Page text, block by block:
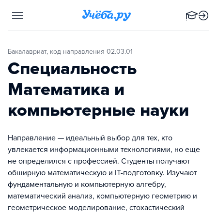
Бакалавриат, код направления 02.03.01
Специальность
Математика и
компьютерные науки
Направление — идеальный выбор для тех, кто
увлекается информационными технологиями, но еще
не определился с профессией. Студенты получают
обширную математическую и IT-подготовку. Изучают
фундаментальную и компьютерную алгебру,
математический анализ, компьютерную геометрию и
геометрическое моделирование, стохастический